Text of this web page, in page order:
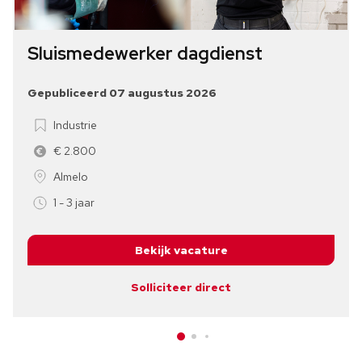
Sluismedewerker dagdienst
Gepubliceerd 07 augustus 2026
Industrie
€ 2.800
Almelo
1 - 3 jaar
Solliciteer direct
Bekijk vacature